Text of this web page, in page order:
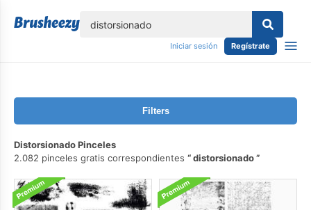
Iniciar sesión Regístrate
Filters
Distorsionado Pinceles
2.082 pinceles gratis correspondientes
distorsionado